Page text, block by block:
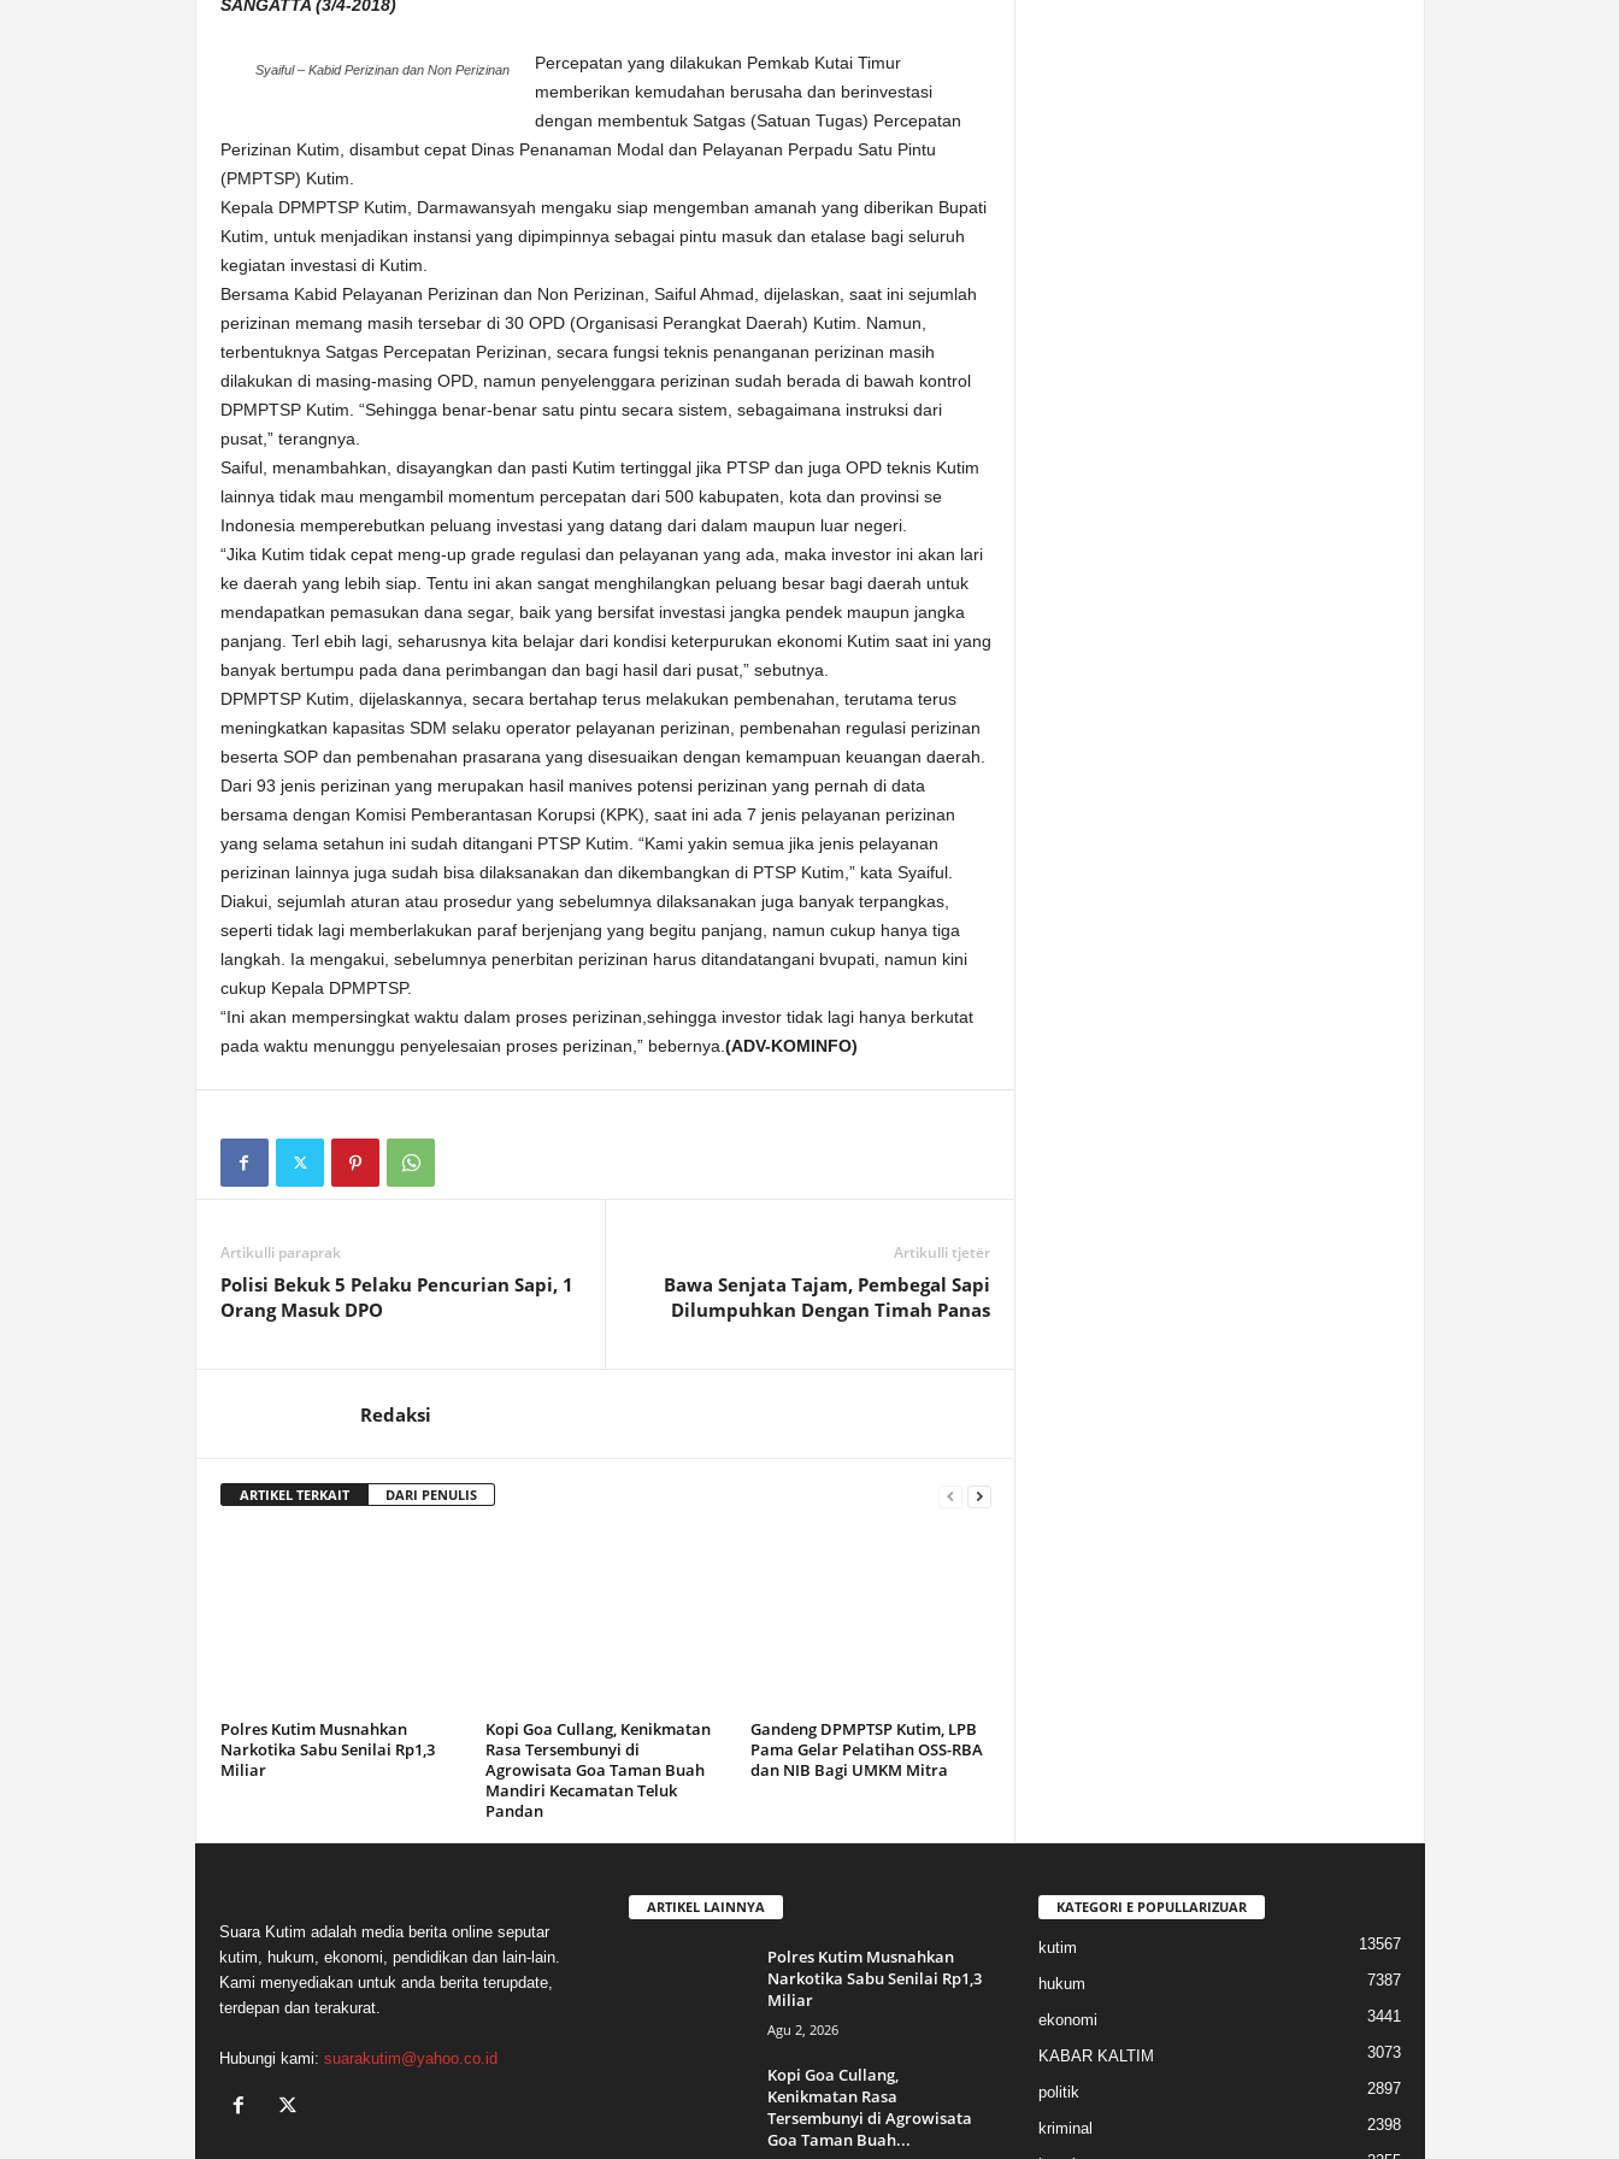
SANGATTA (3/4-2018)
Syaiful – Kabid Perizinan dan Non Perizinan
Percepatan yang dilakukan Pemkab Kutai Timur
memberikan kemudahan berusaha dan berinvestasi
dengan membentuk Satgas (Satuan Tugas) Percepatan
Perizinan Kutim, disambut cepat Dinas Penanaman Modal dan Pelayanan Perpadu Satu Pintu
(PMPTSP) Kutim.
Kepala DPMPTSP Kutim, Darmawansyah mengaku siap mengemban amanah yang diberikan Bupati
Kutim, untuk menjadikan instansi yang dipimpinnya sebagai pintu masuk dan etalase bagi seluruh
kegiatan investasi di Kutim.
Bersama Kabid Pelayanan Perizinan dan Non Perizinan, Saiful Ahmad, dijelaskan, saat ini sejumlah
perizinan memang masih tersebar di 30 OPD (Organisasi Perangkat Daerah) Kutim. Namun,
terbentuknya Satgas Percepatan Perizinan, secara fungsi teknis penanganan perizinan masih
dilakukan di masing-masing OPD, namun penyelenggara perizinan sudah berada di bawah kontrol
DPMPTSP Kutim. “Sehingga benar-benar satu pintu secara sistem, sebagaimana instruksi dari
pusat,” terangnya.
Saiful, menambahkan, disayangkan dan pasti Kutim tertinggal jika PTSP dan juga OPD teknis Kutim
lainnya tidak mau mengambil momentum percepatan dari 500 kabupaten, kota dan provinsi se
Indonesia memperebutkan peluang investasi yang datang dari dalam maupun luar negeri.
“Jika Kutim tidak cepat meng-up grade regulasi dan pelayanan yang ada, maka investor ini akan lari
ke daerah yang lebih siap. Tentu ini akan sangat menghilangkan peluang besar bagi daerah untuk
mendapatkan pemasukan dana segar, baik yang bersifat investasi jangka pendek maupun jangka
panjang. Terl ebih lagi, seharusnya kita belajar dari kondisi keterpurukan ekonomi Kutim saat ini yang
banyak bertumpu pada dana perimbangan dan bagi hasil dari pusat,” sebutnya.
DPMPTSP Kutim, dijelaskannya, secara bertahap terus melakukan pembenahan, terutama terus
meningkatkan kapasitas SDM selaku operator pelayanan perizinan, pembenahan regulasi perizinan
beserta SOP dan pembenahan prasarana yang disesuaikan dengan kemampuan keuangan daerah.
Dari 93 jenis perizinan yang merupakan hasil manives potensi perizinan yang pernah di data
bersama dengan Komisi Pemberantasan Korupsi (KPK), saat ini ada 7 jenis pelayanan perizinan
yang selama setahun ini sudah ditangani PTSP Kutim. “Kami yakin semua jika jenis pelayanan
perizinan lainnya juga sudah bisa dilaksanakan dan dikembangkan di PTSP Kutim,” kata Syaiful.
Diakui, sejumlah aturan atau prosedur yang sebelumnya dilaksanakan juga banyak terpangkas,
seperti tidak lagi memberlakukan paraf berjenjang yang begitu panjang, namun cukup hanya tiga
langkah. Ia mengakui, sebelumnya penerbitan perizinan harus ditandatangani bvupati, namun kini
cukup Kepala DPMPTSP.
“Ini akan mempersingkat waktu dalam proses perizinan,sehingga investor tidak lagi hanya berkutat
pada waktu menunggu penyelesaian proses perizinan,” bebernya. (ADV-KOMINFO)
Artikulli paraprak
Polisi Bekuk 5 Pelaku Pencurian Sapi, 1
Orang Masuk DPO
Artikulli tjetër
Bawa Senjata Tajam, Pembegal Sapi
Dilumpuhkan Dengan Timah Panas
Redaksi
ARTIKEL TERKAIT DARI PENULIS
Polres Kutim Musnahkan
Narkotika Sabu Senilai Rp1,3
Miliar
Kopi Goa Cullang, Kenikmatan
Rasa Tersembunyi di
Agrowisata Goa Taman Buah
Mandiri Kecamatan Teluk
Pandan
Gandeng DPMPTSP Kutim, LPB
Pama Gelar Pelatihan OSS-RBA
dan NIB Bagi UMKM Mitra
Suara Kutim adalah media berita online seputar
kutim, hukum, ekonomi, pendidikan dan lain-lain.
Kami menyediakan untuk anda berita terupdate,
terdepan dan terakurat.
Hubungi kami: suarakutim@yahoo.co.id
ARTIKEL LAINNYA
Polres Kutim Musnahkan
Narkotika Sabu Senilai Rp1,3
Miliar
Agu 2, 2026
Kopi Goa Cullang,
Kenikmatan Rasa
Tersembunyi di Agrowisata
Goa Taman Buah...
KATEGORI E POPULLARIZUAR
kutim 13567
hukum 7387
ekonomi 3441
KABAR KALTIM 3073
politik 2897
kriminal 2398